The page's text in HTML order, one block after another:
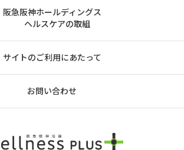
阪急阪神ホールディングス
ヘルスケアの取組
サイトのご利用にあたって
お問い合わせ